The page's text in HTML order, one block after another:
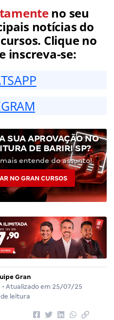
no seu
notícias do
Clique no
inscreva-se:
SUA APROVAÇÃO NO
DE BARIRI SP?
entende do assunto!
NO GRAN CURSOS
Gran
• Atualizado em 25/07/25
leitura